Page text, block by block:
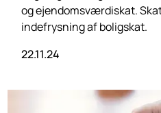
og ejendomsværdiskat.
indefrysning af boligskat.
22.11.24